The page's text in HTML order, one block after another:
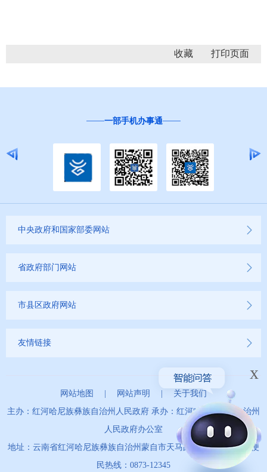
收藏
“互联网+督查”
中央政府和国家部委网站
省政府部门网站
市县区政府网站
友情链接
网站地图 网站声明
关于我们
主办：红河哈尼族彝族自治州人民政府 承办：红河哈尼族彝族自治州
人民政府办公室
地址：云南省红河哈尼族彝族自治州蒙自市天马路67号 政务服务便
民热线：0873-12345
x